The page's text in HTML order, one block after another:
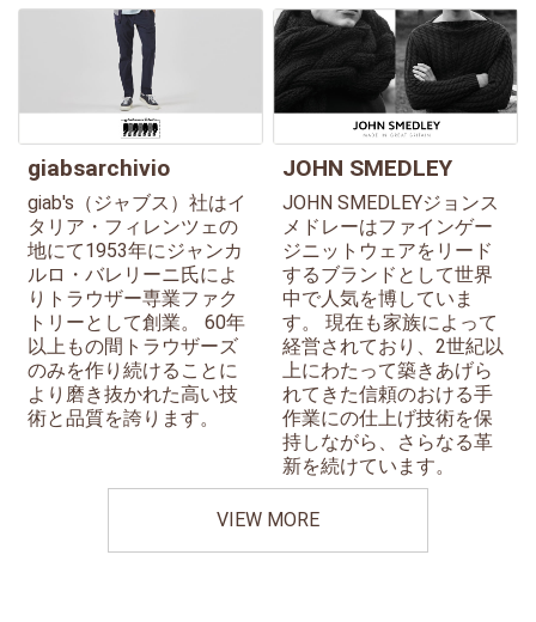
giabsarchivio
giab's（ジャブス）社はイ
タリア・フィレンツェの
地にて1953年にジャンカ
ルロ・バレリーニ氏によ
りトラウザー専業ファク
トリーとして創業。 60年
以上もの間トラウザーズ
のみを作り続けることに
より磨き抜かれた高い技
術と品質を誇ります。
JOHN SMEDLEY
JOHN SMEDLEYジョンス
メドレーはファインゲー
ジニットウェアをリード
するブランドとして世界
中で人気を博していま
す。 現在も家族によって
経営されており、2世紀以
上にわたって築きあげら
れてきた信頼のおける手
作業にの仕上げ技術を保
持しながら、さらなる革
新を続けています。
VIEW MORE